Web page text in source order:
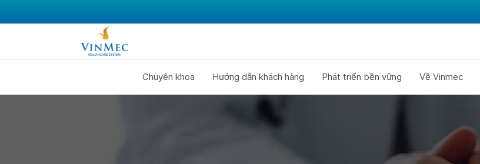
Chuyên khoa Hướng dẫn khách hàng Phát triển bền vững Về Vinmec